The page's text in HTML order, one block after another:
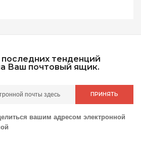
тенденций
Ваш почтовый ящик.
ПРИНЯТЬ
вашим адресом электронной